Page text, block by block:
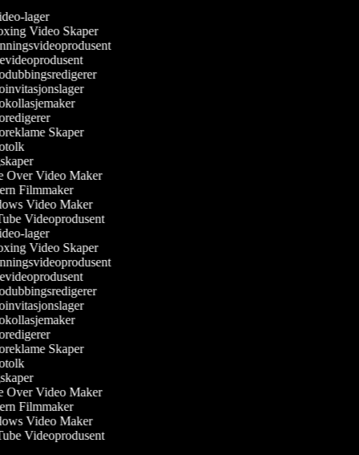
lager
Video Skaper
Skaper
Over Video Maker
Filmmaker
Video Maker
Videoprodusent
lager
Video Skaper
Skaper
Over Video Maker
Filmmaker
Video Maker
Videoprodusent